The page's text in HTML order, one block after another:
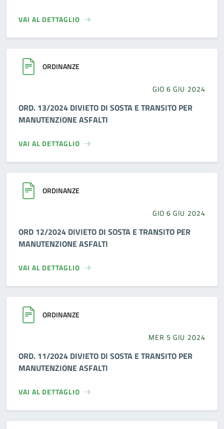
VAI AL DETTAGLIO
ORDINANZE
GIO 6 GIU 2024
ORD. 13/2024 DIVIETO DI SOSTA E TRANSITO PER
MANUTENZIONE ASFALTI
VAI AL DETTAGLIO
ORDINANZE
GIO 6 GIU 2024
ORD 12/2024 DIVIETO DI SOSTA E TRANSITO PER
MANUTENZIONE ASFALTI
VAI AL DETTAGLIO
ORDINANZE
MER 5 GIU 2024
ORD. 11/2024 DIVIETO DI SOSTA E TRANSITO PER
MANUTENZIONE ASFALTI
VAI AL DETTAGLIO